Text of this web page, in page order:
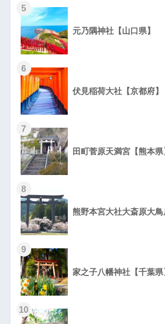
5
元乃隅神社【山口県】
6
伏見稲荷大社【京都府】
7
田町菅原天満宮【熊本県
8
熊野本宮大社大斎原大鳥
9
家之子八幡神社【千葉県
10